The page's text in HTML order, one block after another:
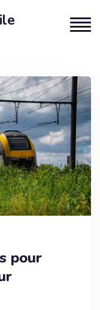
pour